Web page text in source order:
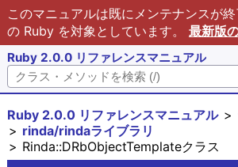
このマニュアルは既にメンテナンスが
の Ruby を対象としています。 最新版
Ruby 2.0.0 リファレンスマニュアル
Ruby 2.0.0 リファレンスマニュアル
rinda/rindaライブラリ
Rinda::DRbObjectTemplateクラス